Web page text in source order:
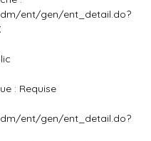
ent/gen/ent_detail.do?
: Requise
ent/gen/ent_detail.do?